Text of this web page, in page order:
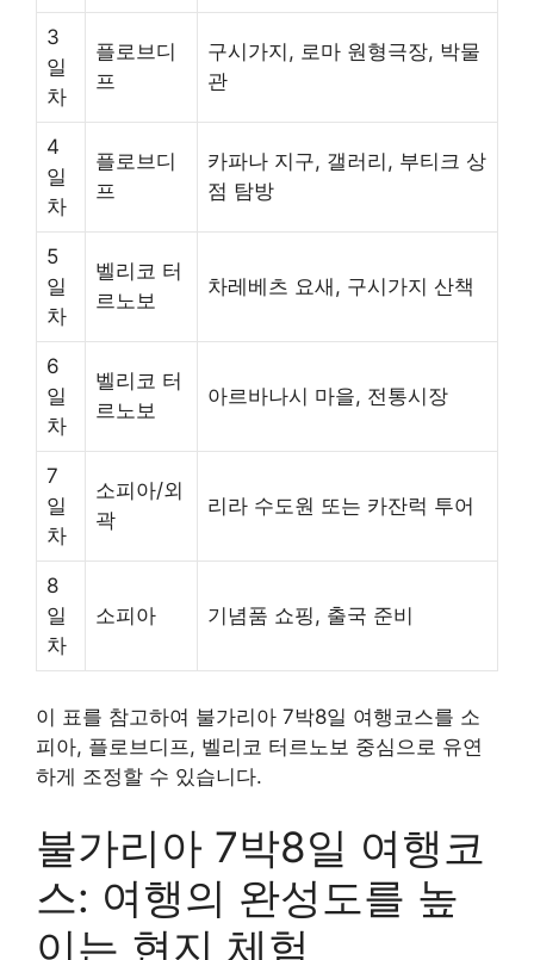
3
일
차
플로브디
프
구시가지, 로마 원형극장, 박물
관
4
일
차
플로브디
프
카파나 지구, 갤러리, 부티크 상
점 탐방
5
일
차
벨리코 터
르노보
차레베츠 요새, 구시가지 산책
6
일
차
벨리코 터
르노보
아르바나시 마을, 전통시장
7
일
차
소피아/외
곽
리라 수도원 또는 카잔럭 투어
8
일
차
소피아 기념품 쇼핑, 출국 준비
이 표를 참고하여 불가리아 7박8일 여행코스를 소
피아, 플로브디프, 벨리코 터르노보 중심으로 유연
하게 조정할 수 있습니다.
불가리아 7박8일 여행코
스: 여행의 완성도를 높
이는 현지 체험